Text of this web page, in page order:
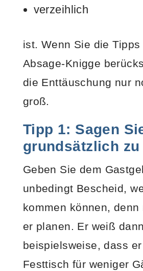
verzeihlich
ist. Wenn Sie die
Absage-Knigge
die Enttäuschung nur
groß.
Tipp 1: Sagen
grundsätzlich zu
Geben Sie dem
unbedingt Bescheid,
kommen können, denn
er planen. Er weiß dann
beispielsweise, dass
Festtisch für weniger